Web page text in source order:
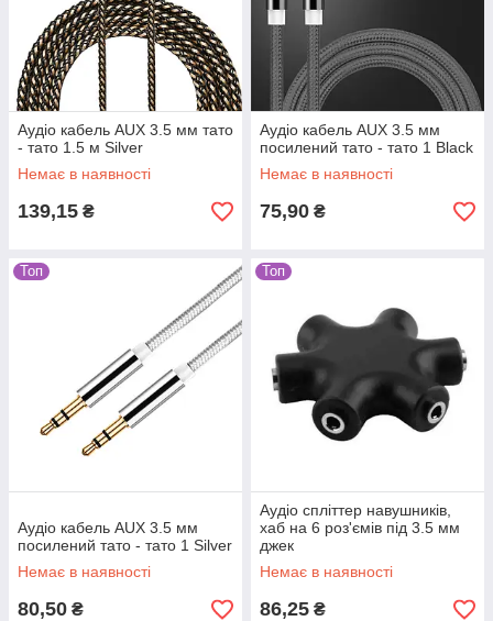
Аудіо кабель AUX 3.5 мм тато
- тато 1.5 м Silver
Немає в наявності
139,15 ₴
Аудіо кабель AUX 3.5 мм
посилений тато - тато 1 Black
Немає в наявності
75,90 ₴
Топ
Аудіо кабель AUX 3.5 мм
посилений тато - тато 1 Silver
Немає в наявності
80,50 ₴
Топ
Аудіо спліттер навушників,
хаб на 6 роз'ємів під 3.5 мм
джек
Немає в наявності
86,25 ₴